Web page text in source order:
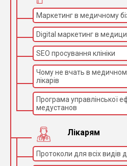
Маркетинг в медичному
Digital маркетинг в
SEO просування клініки
Чому не вчать в
лікарів
Програма управлінської
медустанов
Лікарям
Протоколи для всіх видів